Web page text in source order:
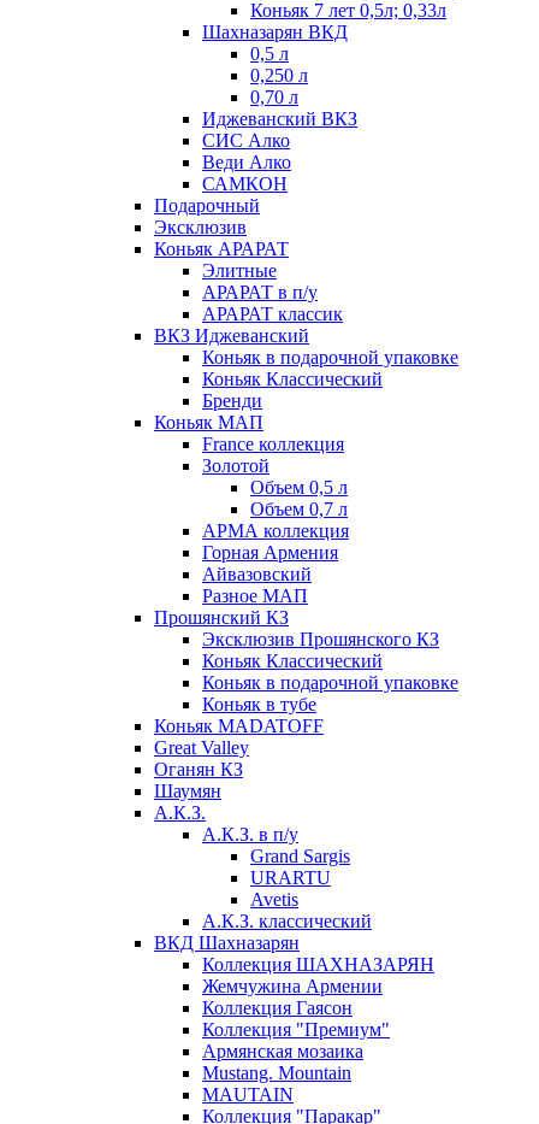
Коньяк 7 лет 0,5л; 0,33л
Шахназарян ВКД
0,5 л
0,250 л
0,70 л
Иджеванский ВКЗ
СИС Алко
Веди Алко
САМКОН
Подарочный
Эксклюзив
Коньяк АРАРАТ
Элитные
АРАРАТ в п/у
АРАРАТ классик
ВКЗ Иджеванский
Коньяк в подарочной упаковке
Коньяк Классический
Бренди
Коньяк МАП
France коллекция
Золотой
Объем 0,5 л
Объем 0,7 л
АРМА коллекция
Горная Армения
Айвазовский
Разное МАП
Прошянский КЗ
Эксклюзив Прошянского КЗ
Коньяк Классический
Коньяк в подарочной упаковке
Коньяк в тубе
Коньяк MADATOFF
Great Valley
Оганян КЗ
Шаумян
А.К.З.
А.К.З. в п/у
Grand Sargis
URARTU
Avetis
А.К.З. классический
ВКД Шахназарян
Коллекция ШАХНАЗАРЯН
Жемчужина Армении
Коллекция Гаясон
Коллекция "Премиум"
Армянская мозаика
Mustang. Mountain
MAUTAIN
Коллекция "Паракар"